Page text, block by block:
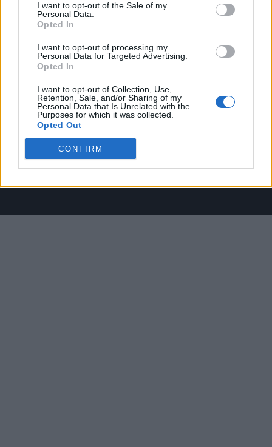
I want to opt-out of the Sale of my
Personal Data.
Opted In
I want to opt-out of processing my
Personal Data for Targeted Advertising.
Opted In
I want to opt-out of Collection, Use,
Retention, Sale, and/or Sharing of my
Personal Data that Is Unrelated with the
Purposes for which it was collected.
Opted Out
CONFIRM
VAI ALLA VERSIONE CLASSICA
Il materiale (testo, foto e video) consultabile in questo portale è di nostra proprietà.
internet, in quanto arrivati alla nostra attenzione attraverso regolari comunicati stampa
con immagini e testi allegati ed autorizzati alla pubblicazione, e quindi valutati di
pubblico dominio. Se i soggetti o gli autori avessero qualcosa in contrario alla
pubblicazione, non avranno che da segnalarlo alla redazione (indirizzo email:
redazione@napolimagazine.com), che provvederà prontamente alla rimozione.
"Milan Magazine" non è una testata giornalistica, ma un sito di informazione di
proprietà di Napoli Magazine, e non è in alcun modo collegato alla A.C. Milan, che ne
detiene tutti i marchi e diritti.